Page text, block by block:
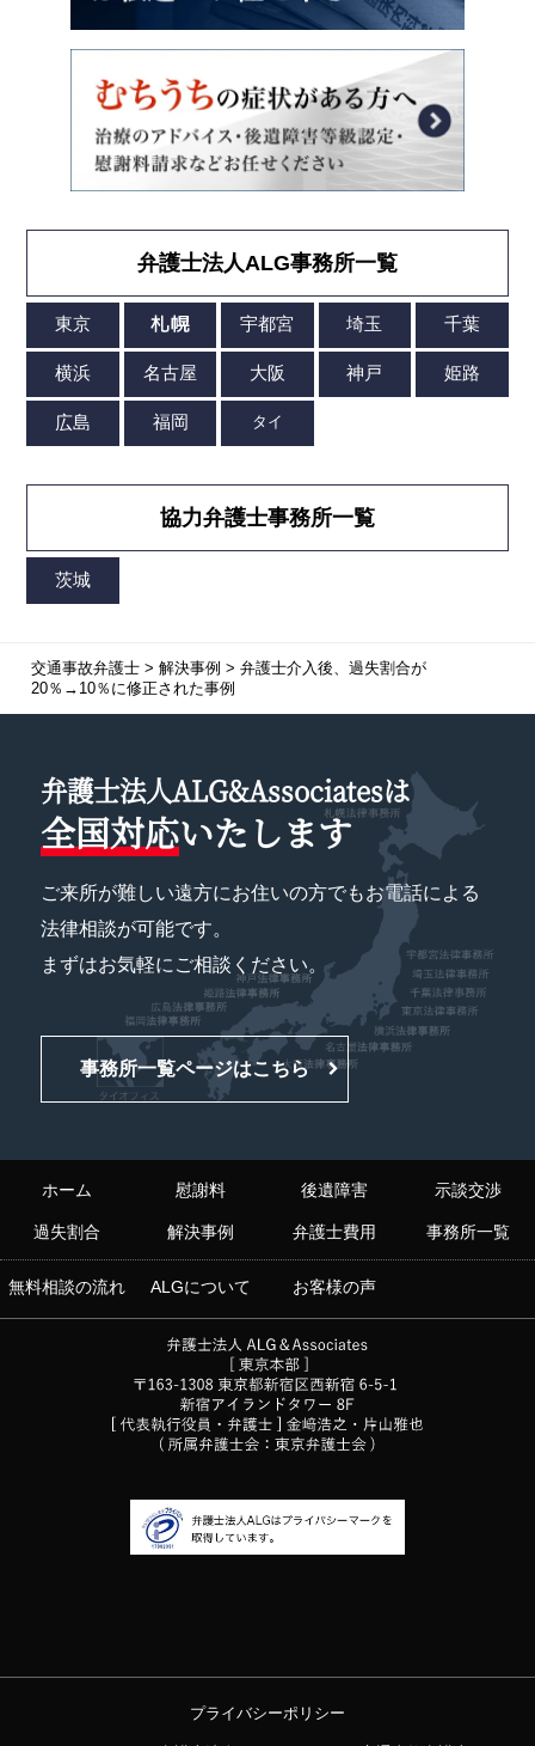
弁護士法人ALG事務所一覧
協力弁護士事務所一覧
交通事故弁護士> 解決事例 > 弁護士介入後、過失割合が
20％→10％に修正された事例
弁護士法人ALG&Associatesは
全国対応いたします
ご来所が難しい遠方にお住いの方でもお電話による
法律相談が可能です。
まずはお気軽にご相談ください。
事務所一覧ページはこちら
ホーム 慰謝料 後遺障害 示談交渉
過失割合 解決事例 弁護士費用 事務所一覧
無料相談の流れ ALGについて お客様の声
プライバシーポリシー